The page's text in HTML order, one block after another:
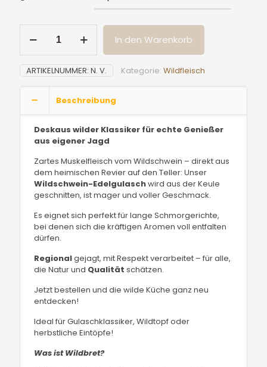
Edelgulasch
Menge
In den Warenkorb
ARTIKELNUMMER: N. V. Kategorie: Wildfleisch
Beschreibung
Deskaus wilder Klassiker für echte Genießer
aus eigener Jagd
Zartes Muskelfleisch vom Wildschwein – direkt aus
dem heimischen Revier auf den Teller: Unser
Wildschwein-Edelgulaschwird aus der Keule
geschnitten, ist mager und voller Geschmack.
Es eignet sich perfekt für lange Schmorgerichte,
bei denen sich die kräftigen Aromen voll entfalten
dürfen.
Regionalgejagt, mit Respekt verarbeitet – für alle,
die Natur und Qualität schätzen.
Jetzt bestellen und die wilde Küche ganz neu
entdecken!
Ideal für Gulaschklassiker, Wildtopf oder
herbstliche Eintöpfe!
Was ist Wildbret?